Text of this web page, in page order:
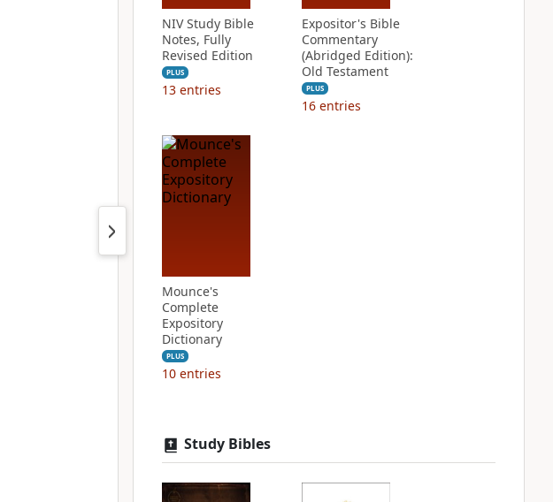
NIV Study Bible
Notes, Fully
Revised Edition
PLUS
13 entries
Expositor's Bible
Commentary
(Abridged Edition):
Old Testament
PLUS
16 entries
Mounce's
Complete
Expository
Dictionary
PLUS
10 entries
Study Bibles